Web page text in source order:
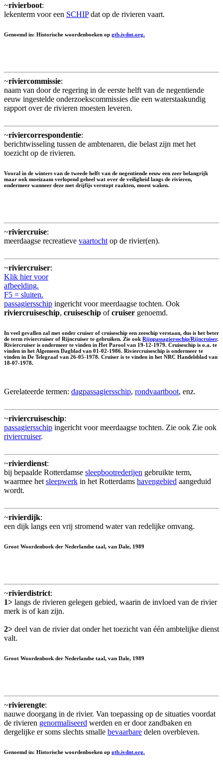
~rivierboot:
lekenterm voor een SCHIPdat op de rivieren vaart.
Genoemd in: Historische woordenboeken op gtb.ivdnt.org.
~riviercommissie:
naam van door de regering in de eerste helft van de negentiende
eeuw ingestelde onderzoekscommissies die een waterstaakundig
rapport over de rivieren moesten leveren.
~riviercorrespondentie:
berichtwisseling tussen de ambtenaren, die belast zijn met het
toezicht op de rivieren.
Vooral in de winters van de tweede helft van de negentiende eeuw een zeer belangrijk
maar ook moeizaam verlopend geheel wat over de veiligheid langs de rivieren,
ondermeer wanneer deze met drijfijs verstopt raakten, moest waken.
~riviercruise:
meerdaagse recreatieve vaartocht op de rivier(en).
~riviercruiser:
Klik hier voor
afbeelding.
F5 = sluiten.
passagiersschip ingericht voor meerdaagse tochten. Ook
riviercruiseschip, cruiseschip ofcruiser genoemd.
In veel gevallen zal met onder cruiser of cruiseschip een zeeschip verstaan, dus is het beter
de term riviercruiser of Rijncruiser te gebruiken. Zie ook Rijnpassagiersschip/Rijncruiser.
Riviercruiser is ondermeer te vinden in Het Parool van 19-12-1979. Cruiseschip is o.a. te
vinden in het Algemeen Dagblad van 01-02-1986. Riviercruiseschip is ondermeer te
vinden in De Telegraaf van 26-05-1978. Cruiser is te vinden in het NRC Handelsblad van
18-07-1978.
Gerelateerde termen: dagpassagiersschip, rondvaartboot, enz.
~riviercruiseschip:
passagiersschip ingericht voor meerdaagse tochten. Zie ook Zie ook
riviercruiser.
~rivierdienst:
bij bepaalde Rotterdamse sleepbootrederijen gebruikte term,
waarmee het sleepwerk in het Rotterdams havengebied aangeduid
wordt.
~rivierdijk:
een dijk langs een vrij stromend water van redelijke omvang.
Groot Woordenboek der Nederlandse taal, van Dale, 1989
~rivierdistrict:
1> langs de rivieren gelegen gebied, waarin de invloed van de rivier
merk is of kan zijn.
2> deel van de rivier dat onder het toezicht van één ambtelijke dienst
valt.
Groot Woordenboek der Nederlandse taal, van Dale, 1989
~rivierengte:
nauwe doorgang in de rivier. Van toepassing op de situaties voordat
de rivieren genormaliseerd werden en er door zandbaken en
dergelijke er soms slechts smalle bevaarbare delen overbleven.
Genoemd in: Historische woordenboeken op gtb.ivdnt.org.